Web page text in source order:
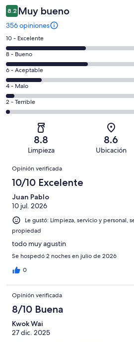
8.2 Muy bueno
356 opiniones
Puntuación
de
10,
es
decir,
Excelente.
Basada
en
opiniones
10 - Excelente
Puntuación
de
8,
es
decir,
Bueno.
opiniones
8 - Bueno
Puntuación
de
6,
es
decir,
Aceptable.
de
356
opiniones
6 - Aceptable
Puntuación
de
4,
Basada
14
de
opiniones
4 - Malo
Puntuación
de
Terrible.
Basada
de
356
opiniones
2 - Terrible
8.8
Limpieza
8.6
Ubicación
Opiniones
Opinión verificada
10/10 Excelente
Juan Pablo
10 jul. 2026
Le gustó: Limpieza, servicio y personal,
propiedad
todo muy agustin
Se hospedó 2 noches en julio de 2026
0
Opinión verificada
8/10 Buena
Kwok Wai
27 dic. 2025